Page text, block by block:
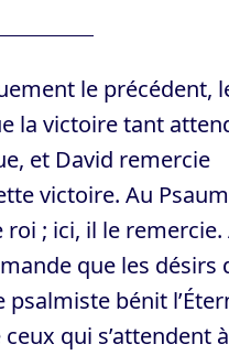
le précédent,
la victoire tant
et David remercie
victoire. Au
; ici, il le remercie.
que les désirs
bénit
qui s’attendent